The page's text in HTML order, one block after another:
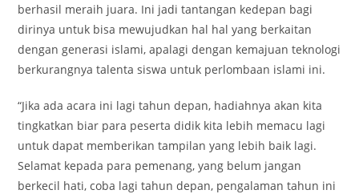
berhasil meraih juara. Ini jadi tantangan kedepan bagi
dirinya untuk bisa mewujudkan hal hal yang berkaitan
dengan generasi islami, apalagi dengan kemajuan teknologi
berkurangnya talenta siswa untuk perlombaan islami ini.
“Jika ada acara ini lagi tahun depan, hadiahnya akan kita
tingkatkan biar para peserta didik kita lebih memacu lagi
untuk dapat memberikan tampilan yang lebih baik lagi.
Selamat kepada para pemenang, yang belum jangan
berkecil hati, coba lagi tahun depan, pengalaman tahun ini